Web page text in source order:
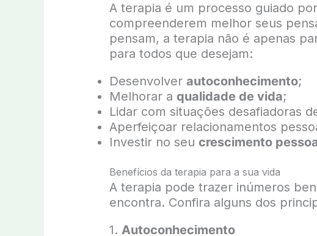
A terapia é um processo guiado
compreenderem melhor seus
pensam, a terapia não é apenas
para todos que desejam:
Desenvolver autoconhecimento;
Melhorar a qualidade de vida;
Lidar com situações desafiadoras
Aperfeiçoar relacionamentos
Investir no seu crescimento
Benefícios da terapia para a sua vida
A terapia pode trazer inúmeros
encontra. Confira alguns dos
1. Autoconhecimento